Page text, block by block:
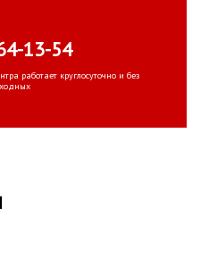
13-54
работает круглосуточно и без